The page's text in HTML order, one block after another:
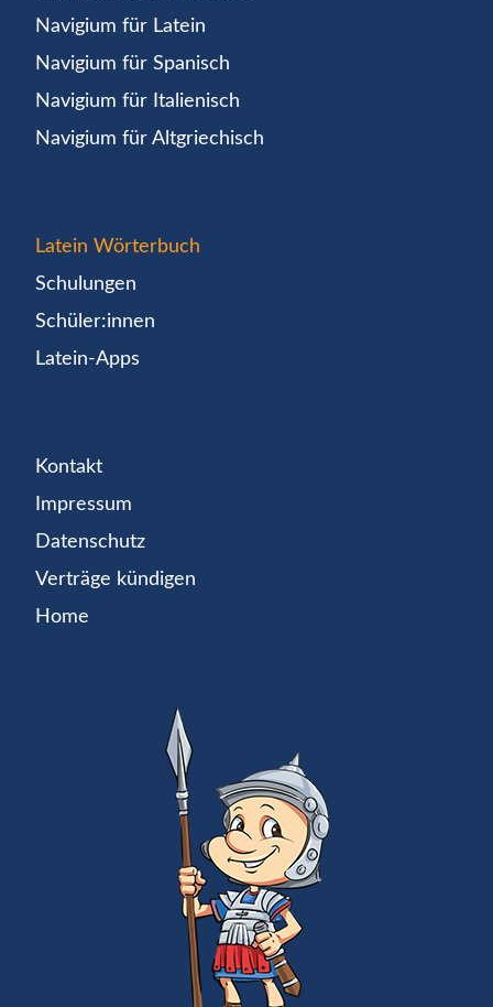
Navigium für Latein
Navigium für Spanisch
Navigium für Italienisch
Navigium für Altgriechisch
Latein Wörterbuch
Schulungen
Schüler:innen
Latein-Apps
Kontakt
Impressum
Datenschutz
Verträge kündigen
Home